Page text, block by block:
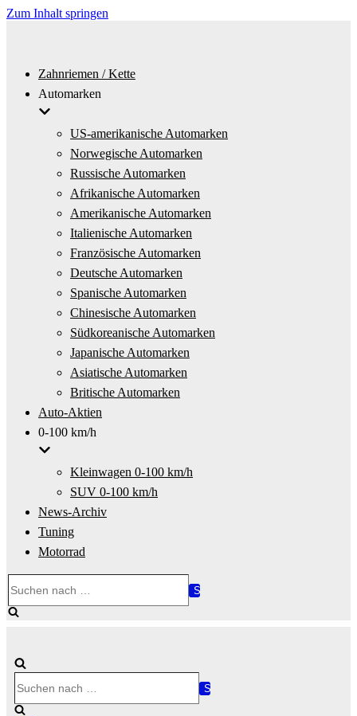
Zum Inhalt springen
Zahnriemen / Kette
Automarken
US-amerikanische Automarken
Norwegische Automarken
Russische Automarken
Afrikanische Automarken
Amerikanische Automarken
Italienische Automarken
Französische Automarken
Deutsche Automarken
Spanische Automarken
Chinesische Automarken
Südkoreanische Automarken
Japanische Automarken
Asiatische Automarken
Britische Automarken
Auto-Aktien
0-100 km/h
Kleinwagen 0-100 km/h
SUV 0-100 km/h
News-Archiv
Tuning
Motorrad
nach …
nach …